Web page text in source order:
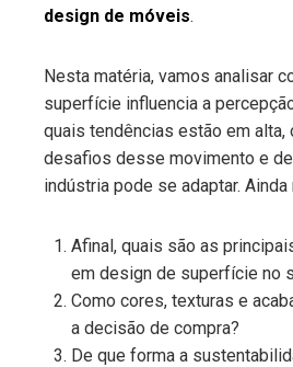
design de móveis.
Nesta matéria, vamos analisar
superfície influencia a
quais tendências estão em
desafios desse movimento e
indústria pode se adaptar. Ainda
Afinal, quais são as
em design de superfície no
Como cores, texturas e
a decisão de compra?
De que forma a